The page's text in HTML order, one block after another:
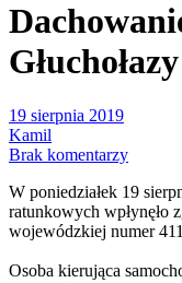
Głuchołazy
19 sierpnia 2019
Kamil
Brak komentarzy
W poniedziałek 19
ratunkowych wpłynęło
wojewódzkiej numer
Osoba kierująca